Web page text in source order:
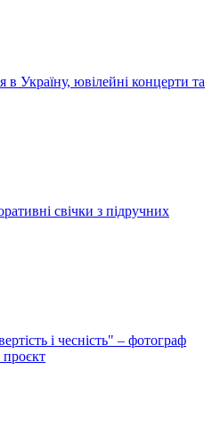
в Україну, ювілейні концерти та
свічки з підручних
і чесність" – фотограф
проєкт